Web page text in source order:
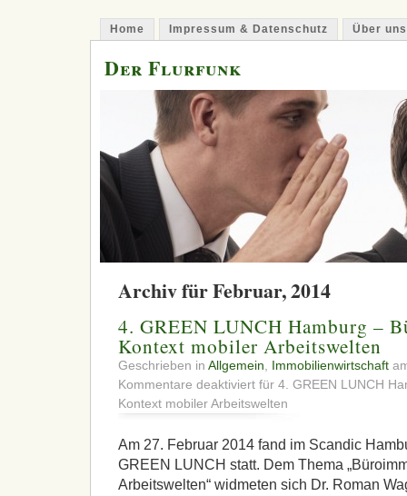
Home Impressum & Datenschutz Über uns
Der Flurfunk
Archiv für Februar, 2014
4. GREEN LUNCH Hamburg –
Kontext mobiler Arbeitswelten
Geschrieben in Allgemein Immobilienwirtschaft
Kommentare deaktiviert für 4. GREEN LUNCH
Kontext mobiler Arbeitswelten
Am 27. Februar 2014 fand im Scandic
GREEN LUNCH statt. Dem Thema
Arbeitswelten“ widmeten sich Dr. Roman